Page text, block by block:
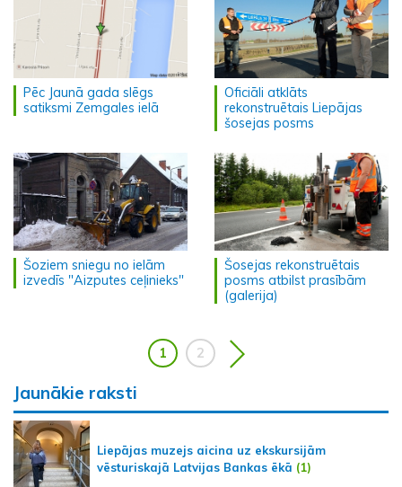
Pēc Jaunā gada slēgs
satiksmi Zemgales ielā
Oficiāli atklāts
rekonstruētais Liepājas
šosejas posms
Šoziem sniegu no ielām
izvedīs "Aizputes ceļinieks"
Šosejas rekonstruētais
posms atbilst prasībām
(galerija)
1 2
Jaunākie raksti
Liepājas muzejs aicina uz ekskursijām
vēsturiskajā Latvijas Bankas ēkā (1)